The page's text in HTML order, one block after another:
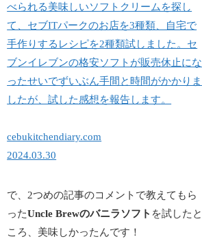
べられる美味しいソフトクリームを探し
て、セブITパークのお店を3種類、自宅で
手作りするレシピを2種類試しました。セ
ブンイレブンの格安ソフトが販売休止にな
ったせいでずいぶん手間と時間がかかりま
したが、試した感想を報告します。
cebukitchendiary.com
2024.03.30
で、2つめの記事のコメントで教えてもら
ったUncle Brewのバニラソフト を試したと
ころ、美味しかったんです！